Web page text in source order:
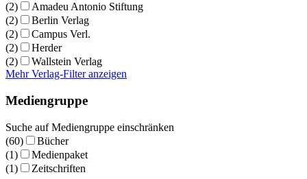
(2)
Amadeu Antonio Stiftung
(2)
Berlin Verlag
(2)
Campus Verl.
(2)
Herder
(2)
Wallstein Verlag
Mehr Verlag-Filter anzeigen
Mediengruppe
Suche auf Mediengruppe einschränken
(60)
Bücher
(1)
Medienpaket
(1)
Zeitschriften